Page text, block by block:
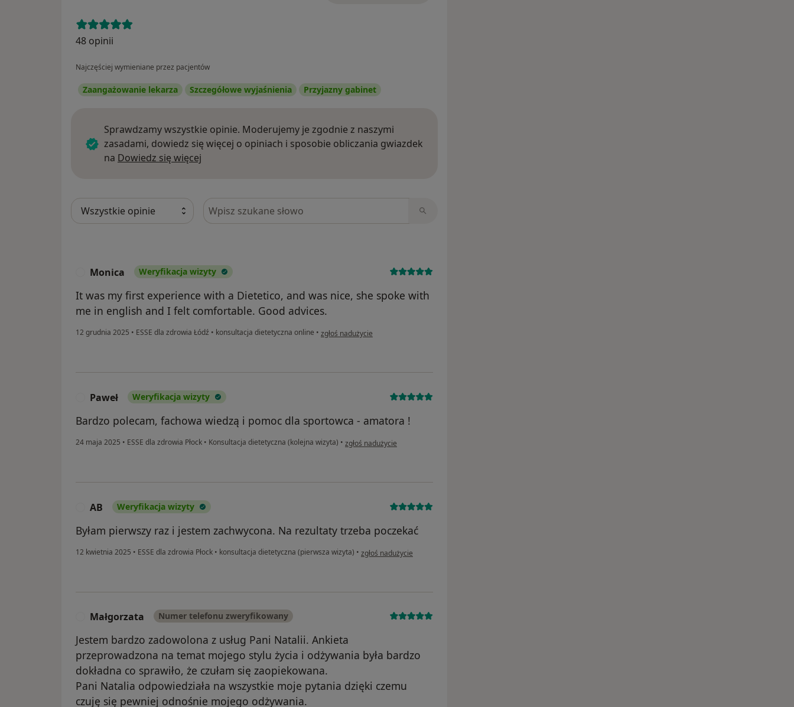
48 opinii
Najczęściej wymieniane przez pacjentów
Zaangażowanie lekarza Szczegółowe wyjaśnienia Przyjazny gabinet
Sprawdzamy wszystkie opinie. Moderujemy je zgodnie z naszymi
zasadami, dowiedz się więcej o opiniach i sposobie obliczania gwiazdek
na Dowiedz się więcej
Szukaj w opiniach
Monica Weryfikacja wizyty
It was my first experience with a Dietetico, and was nice, she spoke with
me in english and I felt comfortable. Good advices.
12 grudnia 2025 • ESSE dla zdrowia Łódź • konsultacja dietetyczna online • w opinii użytkownika Monica
zgłoś nadużycie
Paweł Weryfikacja wizyty
Bardzo polecam, fachowa wiedzą i pomoc dla sportowca - amatora !
24 maja 2025 • ESSE dla zdrowia Płock • Konsultacja dietetyczna (kolejna wizyta) • w opinii użytkownika Paweł
zgłoś nadużycie
AB Weryfikacja wizyty
Byłam pierwszy raz i jestem zachwycona. Na rezultaty trzeba poczekać
12 kwietnia 2025 • ESSE dla zdrowia Płock • konsultacja dietetyczna (pierwsza wizyta) • w opinii użytkownika AB
zgłoś nadużycie
Małgorzata Numer telefonu zweryfikowany
Jestem bardzo zadowolona z usług Pani Natalii. Ankieta
przeprowadzona na temat mojego stylu życia i odżywania była bardzo
dokładna co sprawiło, że czułam się zaopiekowana.
Pani Natalia odpowiedziała na wszystkie moje pytania dzięki czemu
czuję się pewniej odnośnie mojego odżywania.